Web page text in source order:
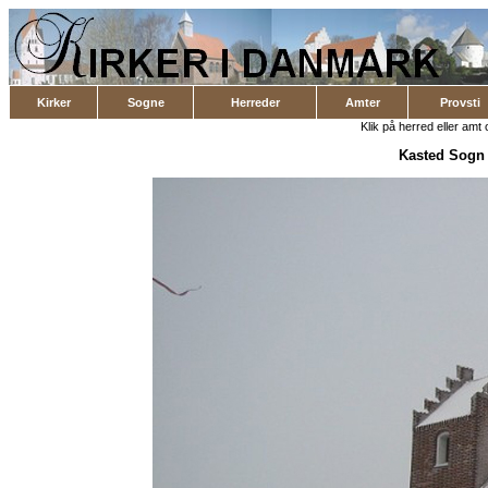
Kirker Sogne Herreder Amter
Provsti
Klik på herred eller amt
Kasted Sogn